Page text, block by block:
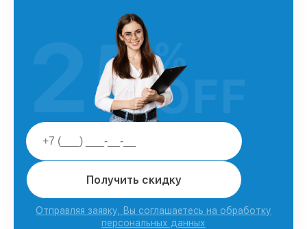
Получить скидку
Отправляя заявку, Вы соглашаетесь на обработку
персональных данных
25%
OFF